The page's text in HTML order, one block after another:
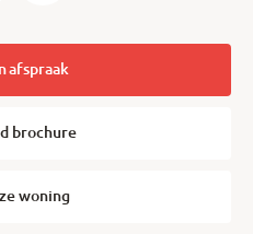
afspraak
brochure
woning